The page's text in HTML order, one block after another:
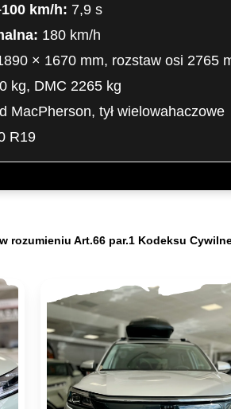
km/h: 7,9 s
180 km/h
× 1670 mm, rozstaw osi 2765
kg, DMC 2265 kg
MacPherson, tył wielowahaczowe
R19
rozumieniu Art.66 par.1 Kodeksu